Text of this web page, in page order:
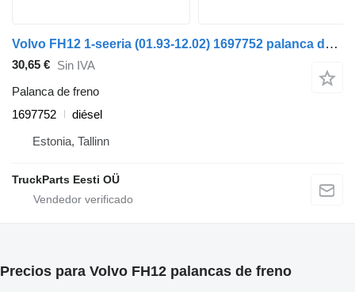
Volvo FH12 1-seeria (01.93-12.02) 1697752 palanca de freno para Volvo FH12, FH16, NH12, FH, VNL780 (1993-2014) cabeza tractora
30,65 € Sin IVA
Palanca de freno
1697752
diésel
Estonia, Tallinn
TruckParts Eesti OÜ
Precios para Volvo FH12 palancas de freno